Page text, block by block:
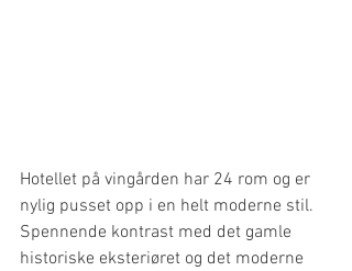
Hotellet på vingården har 24 rom og er
nylig pusset opp i en helt moderne stil.
Spennende kontrast med det gamle
historiske eksteriøret og det moderne